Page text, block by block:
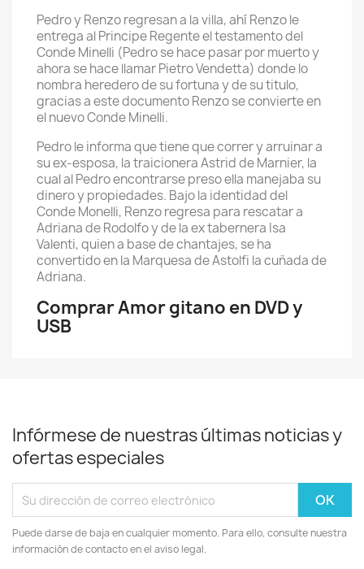
Pedro y Renzo regresan a la villa, ahí Renzo le
entrega al Principe Regente el testamento del
Conde Minelli (Pedro se hace pasar por muerto y
ahora se hace llamar Pietro Vendetta) donde lo
nombra heredero de su fortuna y de su titulo,
gracias a este documento Renzo se convierte en
el nuevo Conde Minelli.
Pedro le informa que tiene que correr y arruinar a
su ex-esposa, la traicionera Astrid de Marnier, la
cual al Pedro encontrarse preso ella manejaba su
dinero y propiedades. Bajo la identidad del
Conde Monelli, Renzo regresa para rescatar a
Adriana de Rodolfo y de la ex tabernera Isa
Valenti, quien a base de chantajes, se ha
convertido en la Marquesa de Astolfi la cuñada de
Adriana.
Comprar Amor gitano en DVD y
USB
Infórmese de nuestras últimas noticias y
ofertas especiales
Puede darse de baja en cualquier momento. Para ello, consulte nuestra
información de contacto en el aviso legal.